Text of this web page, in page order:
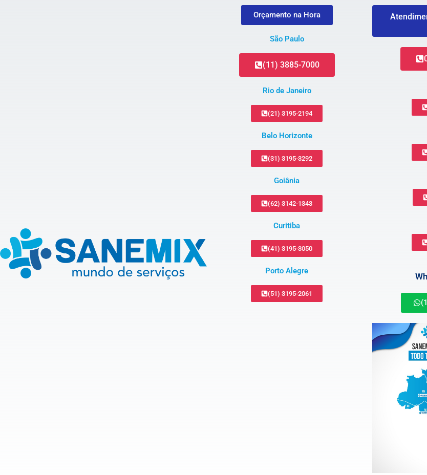
Orçamento na Hora
São Paulo
(11) 3885-7000
Rio de Janeiro
(21) 3195-2194
Belo Horizonte
(31) 3195-3292
Goiânia
(62) 3142-1343
Curitiba
(41) 3195-3050
Porto Alegre
(51) 3195-2061